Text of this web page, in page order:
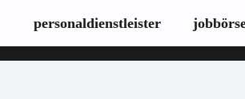
personaldienstleister